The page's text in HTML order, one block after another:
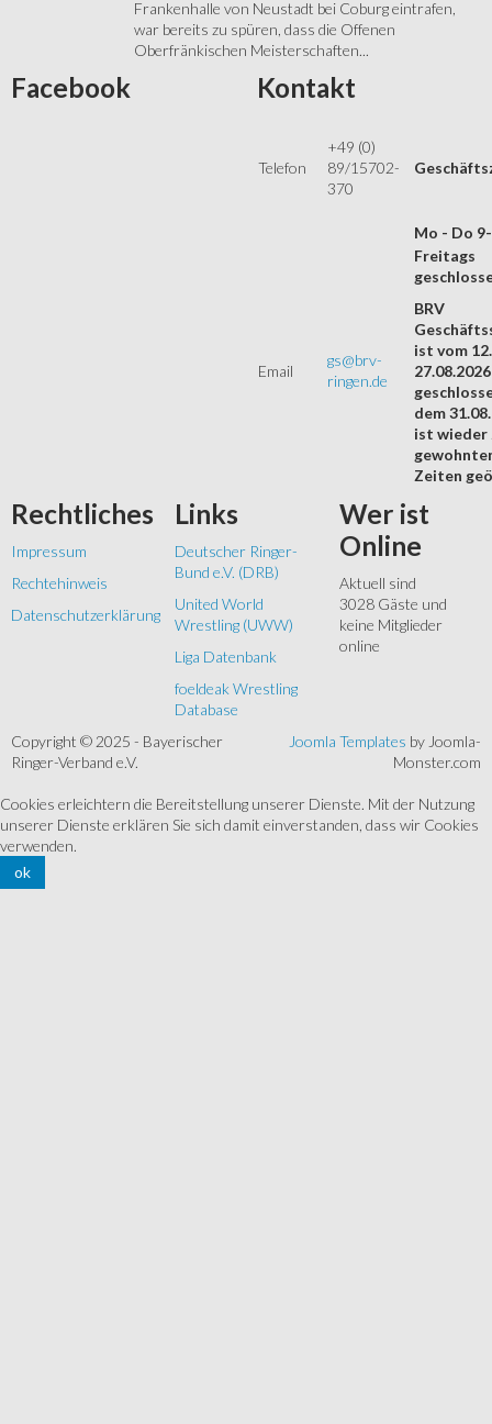
Frankenhalle von Neustadt bei Coburg eintrafen,
war bereits zu spüren, dass die Offenen
Oberfränkischen Meisterschaften...
Facebook Kontakt
Telefon
+49 (0)
89/15702-
370
Mo - Do
Email
gs@brv-
ringen.de
Freitags
BRV
ist vom
27.08.2026
dem
ist wieder
Zeiten
Rechtliches
Impressum
Rechtehinweis
Datenschutzerklärung
Links
Deutscher Ringer-
Bund e.V. (DRB)
United World
Wrestling (UWW)
Liga Datenbank
foeldeak Wrestling
Database
Wer ist
Online
Aktuell sind
3028 Gäste und
keine Mitglieder
online
Copyright © 2025 - Bayerischer
Ringer-Verband e.V.
Joomla Templates by Joomla-
Monster.com
Cookies erleichtern die Bereitstellung unserer Dienste. Mit der Nutzung
unserer Dienste erklären Sie sich damit einverstanden, dass wir Cookies
verwenden.
ok